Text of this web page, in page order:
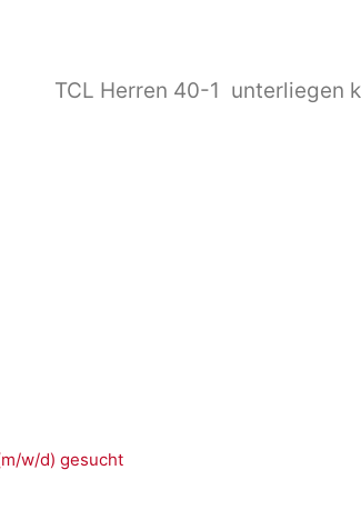
TCL Herren 40-1 unterliegen
w/d) gesucht